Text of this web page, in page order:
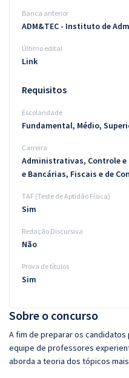
Sobre o concurso
A fim de preparar os candidatos
equipe de professores
aborda a teoria dos tópicos
Banca anterior
ADM&TEC - Instituto de
Último edital
Link
Requisitos
Escolaridade
Fundamental, Médio,
Carreira
Administrativas, Controle e
e Bancárias, Fiscais e de
TAF (Teste de Aptidão Física)
Sim
Redação Discursiva
Não
Prova de títulos
Sim